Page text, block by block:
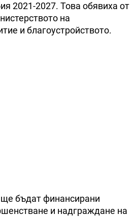
2021-2027. Това обявиха от
на
и благоустройството.
бъдат финансирани
и надграждане на